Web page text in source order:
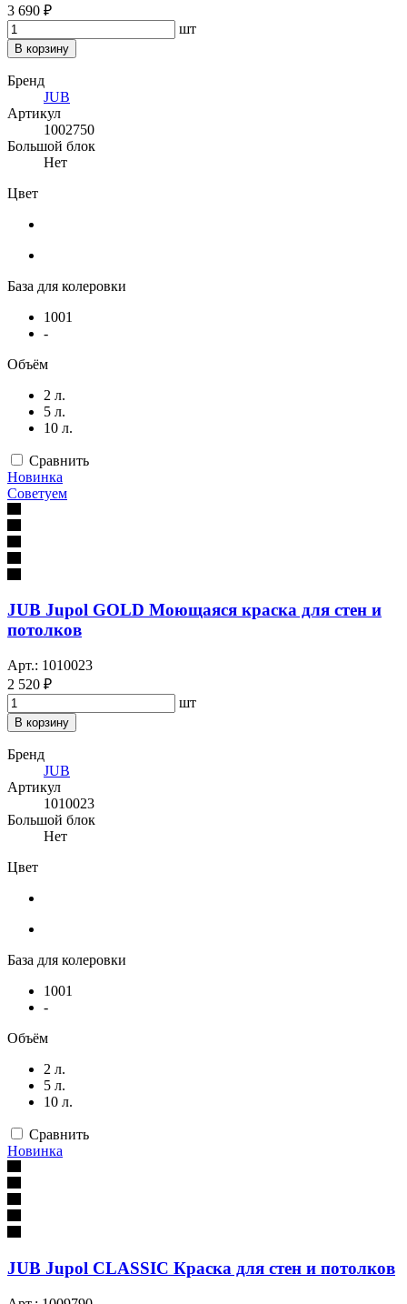
3 690 ₽
шт
В корзину
Бренд
JUB
Артикул
1002750
Большой блок
Нет
Цвет
База для колеровки
1001
-
Объём
2 л.
5 л.
10 л.
Сравнить
Новинка
Советуем
JUB Jupol GOLD Моющаяся краска для стен и
потолков
Арт.: 1010023
2 520 ₽
шт
В корзину
Бренд
JUB
Артикул
1010023
Большой блок
Нет
Цвет
База для колеровки
1001
-
Объём
2 л.
5 л.
10 л.
Сравнить
Новинка
JUB Jupol CLASSIC Краска для стен и потолков